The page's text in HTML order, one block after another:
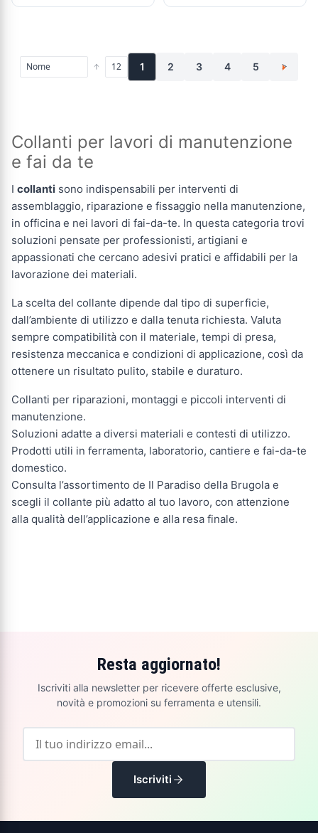
1 2 3 4 5 >
Collanti per lavori di manutenzione
e fai da te
I collanti sono indispensabili per interventi di
assemblaggio, riparazione e fissaggio nella manutenzione,
in officina e nei lavori di fai-da-te. In questa categoria trovi
soluzioni pensate per professionisti, artigiani e
appassionati che cercano adesivi pratici e affidabili per la
lavorazione dei materiali.
La scelta del collante dipende dal tipo di superficie,
dall’ambiente di utilizzo e dalla tenuta richiesta. Valuta
sempre compatibilità con il materiale, tempi di presa,
resistenza meccanica e condizioni di applicazione, così da
ottenere un risultato pulito, stabile e duraturo.
Collanti per riparazioni, montaggi e piccoli interventi di
manutenzione.
Soluzioni adatte a diversi materiali e contesti di utilizzo.
Prodotti utili in ferramenta, laboratorio, cantiere e fai-da-te
domestico.
Consulta l’assortimento de Il Paradiso della Brugola e
scegli il collante più adatto al tuo lavoro, con attenzione
alla qualità dell’applicazione e alla resa finale.
Resta aggiornato!
Iscriviti alla newsletter per ricevere offerte esclusive,
novità e promozioni su ferramenta e utensili.
Iscriviti